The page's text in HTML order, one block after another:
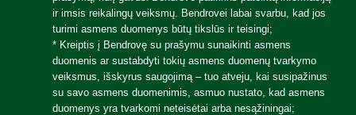
ir imsis reikalingų veiksmų. Bendrovei labai svarbu, kad jos
turimi asmens duomenys būtų tikslūs ir teisingi;
* Kreiptis į Bendrovę su prašymu sunaikinti asmens
duomenis ar sustabdyti tokių asmens duomenų tvarkymo
veiksmus, išskyrus saugojimą – tuo atveju, kai susipažinus
su savo asmens duomenimis, asmuo nustato, kad asmens
duomenys yra tvarkomi neteisėtai arba nesąžiningai;